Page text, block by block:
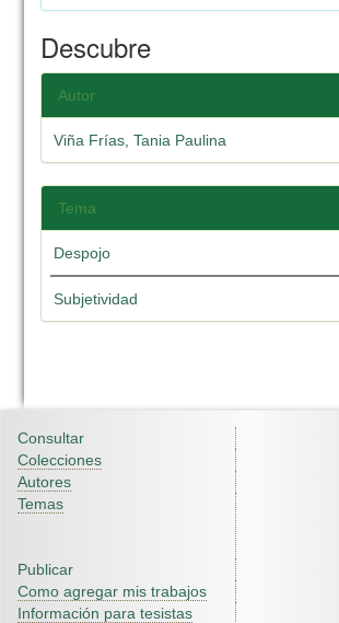
Descubre
Autor
Viña Frías, Tania Paulina
Tema
Despojo
Subjetividad
Consultar
Colecciones
Autores
Temas
Publicar
Como agregar mis trabajos
Información para tesistas